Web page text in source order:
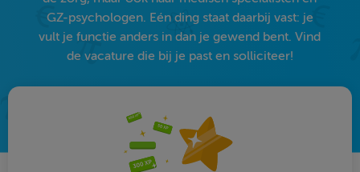
GZ-psychologen. Eén ding staat daarbij vast: je
vult je functie anders in dan je gewend bent. Vind
de vacature die bij je past en solliciteer!